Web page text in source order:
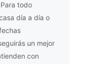
todo
día a día o
un mejor
con